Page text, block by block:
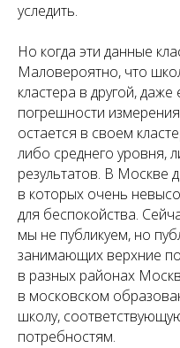
уследить.
Но когда эти данные
Маловероятно, что
кластера в другой,
погрешности
остается в своем
либо среднего уровня,
результатов. В Москве
в которых очень
для беспокойства.
мы не публикуем, но
занимающих верхние
в разных районах
в московском
школу,
потребностям.